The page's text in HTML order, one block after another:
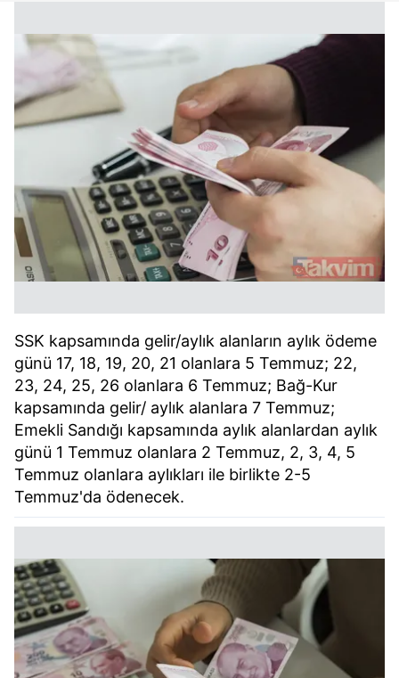
SSK kapsamında gelir/aylık alanların aylık ödeme
günü 17, 18, 19, 20, 21 olanlara 5 Temmuz; 22,
23, 24, 25, 26 olanlara 6 Temmuz; Bağ-Kur
kapsamında gelir/ aylık alanlara 7 Temmuz;
Emekli Sandığı kapsamında aylık alanlardan aylık
günü 1 Temmuz olanlara 2 Temmuz, 2, 3, 4, 5
Temmuz olanlara aylıkları ile birlikte 2-5
Temmuz'da ödenecek.